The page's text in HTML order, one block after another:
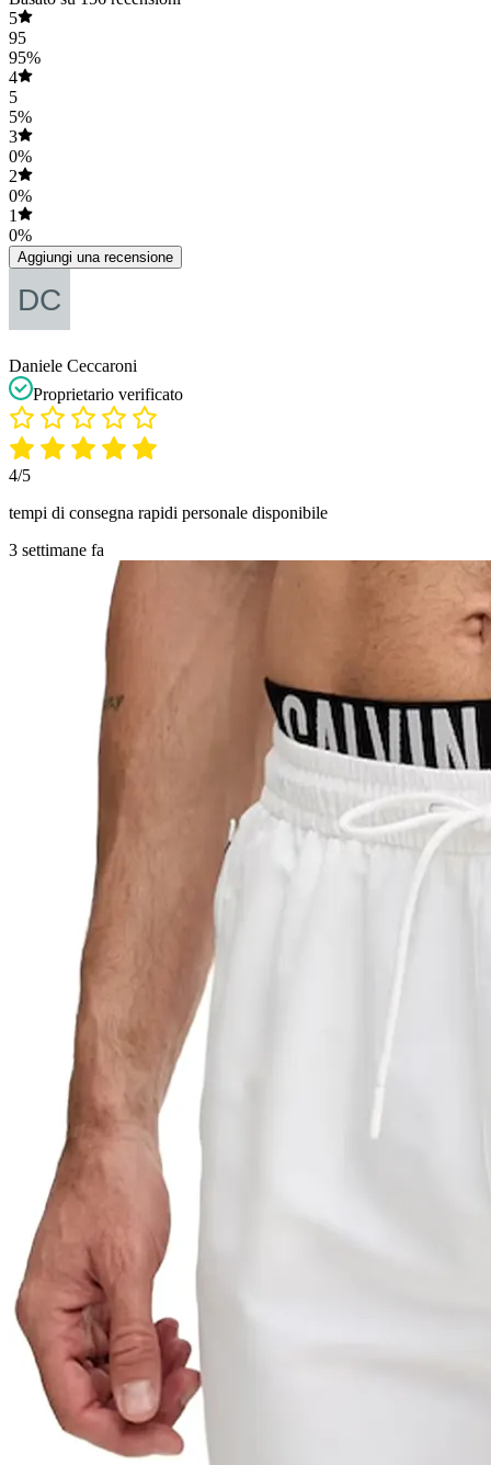
5
95
95%
4
5
5%
3
0%
2
0%
1
0%
Aggiungi una recensione
Daniele Ceccaroni
Proprietario verificato
4/5
tempi di consegna rapidi personale disponibile
3 settimane fa